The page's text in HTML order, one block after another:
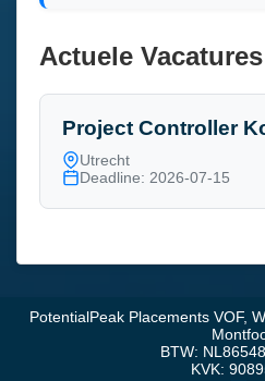
Actuele Vacatures
Project Controller
Utrecht
Deadline: 2026-07-15
PotentialPeak Placements VOF,
BTW:
KVK: